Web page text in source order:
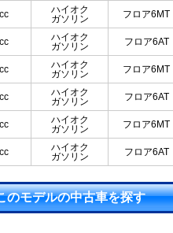
ハイオク
ガソリン
フロア6MT
ハイオク
ガソリン
フロア6AT
ハイオク
ガソリン
フロア6MT
ハイオク
ガソリン
フロア6AT
ハイオク
ガソリン
フロア6MT
ハイオク
ガソリン
フロア6AT
のモデルの中古車を探す